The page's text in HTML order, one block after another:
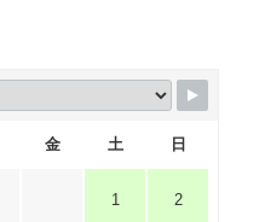
金 土 日
1 2